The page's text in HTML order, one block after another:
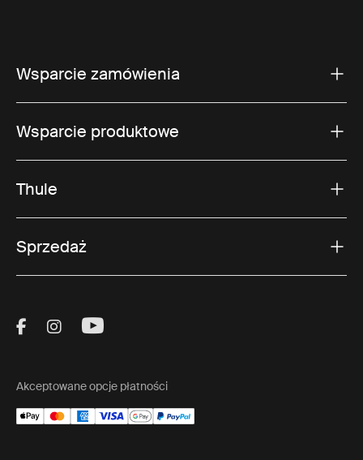
Wsparcie zamówienia
Wsparcie produktowe
Thule
Sprzedaż
Visit Thule on Facebook (external link)
Visit Thule on Instagram (external link)
Visit Thule on Youtube (external
Akceptowane opcje płatności